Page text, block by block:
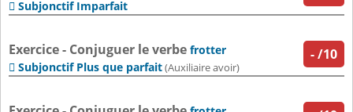
 Subjonctif Imparfait
-/10
Exercice - Conjuguer le verbe frotter
 Subjonctif Plus que parfait(Auxiliaire avoir)